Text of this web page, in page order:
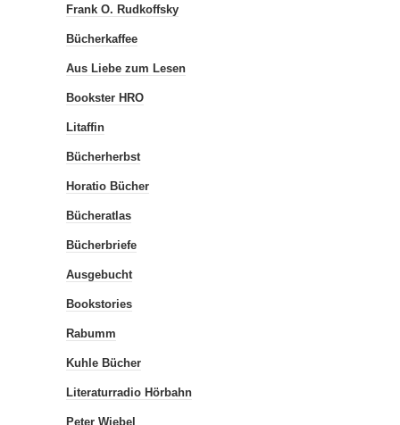
Frank O. Rudkoffsky
Bücherkaffee
Aus Liebe zum Lesen
Bookster HRO
Litaffin
Bücherherbst
Horatio Bücher
Bücheratlas
Bücherbriefe
Ausgebucht
Bookstories
Rabumm
Kuhle Bücher
Literaturradio Hörbahn
Peter Wiebel